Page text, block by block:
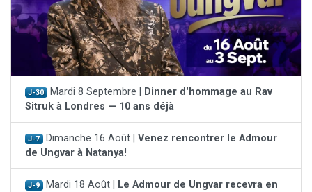
J-30 Mardi 8 Septembre |
Dinner d'hommage au Rav
Sitruk à Londres — 10 ans déjà
J-7 Dimanche 16 Août | Venez rencontrer le Admour
de Ungvar à Natanya!
J-9 Mardi 18 Août |
Le Admour de Ungvar recevra en